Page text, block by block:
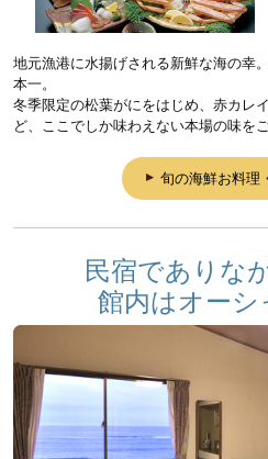
地元漁港に水揚げされる新鮮な海の幸
本一。
冬季限定の松葉がにをはじめ、赤カレ
ど、ここでしか味わえない本場の味を
旬の海鮮お料理
民宿でありな
館内はオーシ